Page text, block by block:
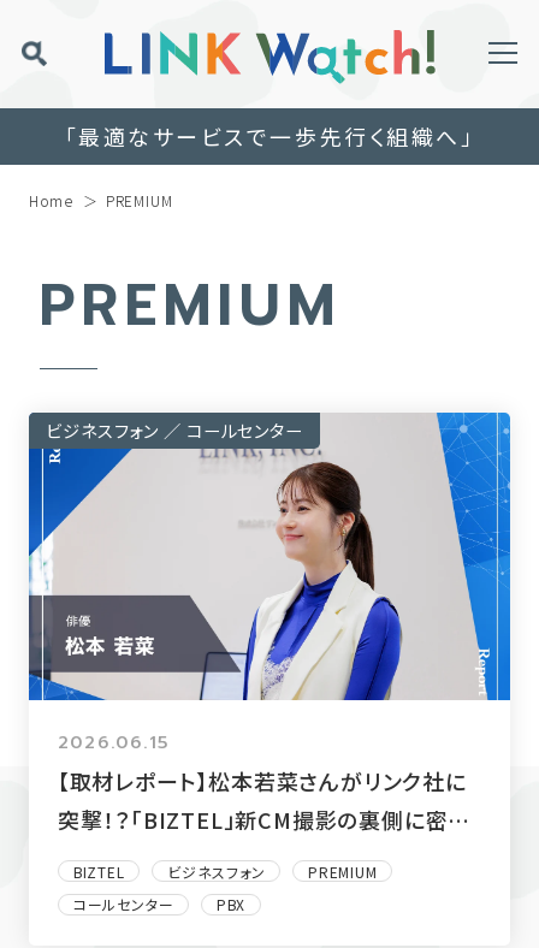
「最適なサービスで一歩先行く組織へ」
Home PREMIUM
PREMIUM
ビジネスフォン ／ コールセンター
2026.06.15
【取材レポート】松本若菜さんがリンク社に
突撃！？「BIZTEL」新CM撮影の裏側に密
着！
BIZTEL ビジネスフォン
PREMIUM
コールセンター
PBX